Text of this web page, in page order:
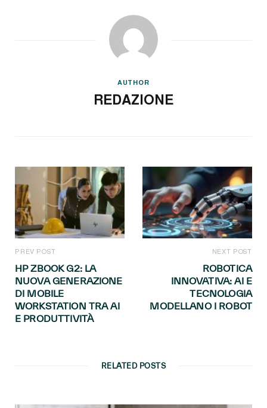
AUTHOR
REDAZIONE
PREV POST
HP ZBOOK G2: LA
NUOVA GENERAZIONE
DI MOBILE
WORKSTATION TRA AI
E PRODUTTIVITÀ
NEXT POST
ROBOTICA
INNOVATIVA: AI E
TECNOLOGIA
MODELLANO I ROBOT
RELATED POSTS